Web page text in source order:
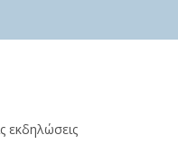
εκδηλώσεις